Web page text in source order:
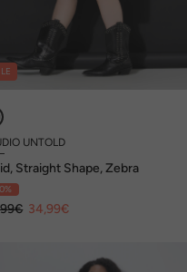
UNTOLD
Straight Shape, Zebra
34,99€